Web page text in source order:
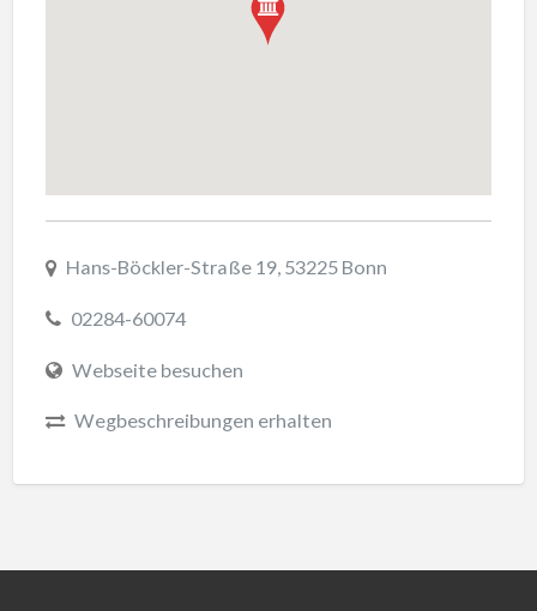
Hans-Böckler-Straße 19, 53225 Bonn
02284-60074
Webseite besuchen
Wegbeschreibungen erhalten